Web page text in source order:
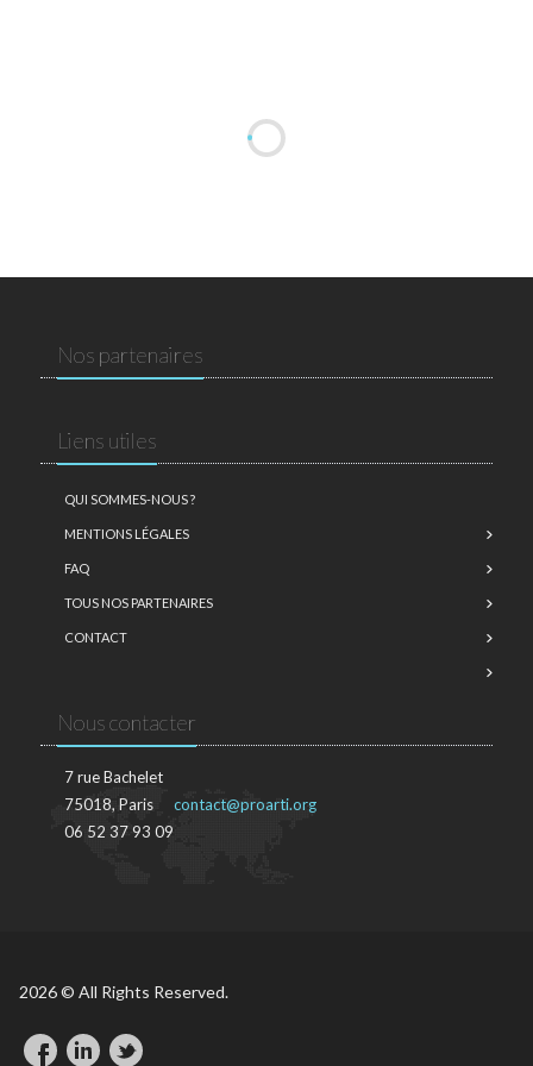
Nos partenaires
Liens utiles
QUI SOMMES-NOUS ?
MENTIONS LÉGALES
FAQ
TOUS NOS PARTENAIRES
CONTACT
Nous contacter
7 rue Bachelet
75018, Paris
06 52 37 93 09
contact@proarti.org
2026 © All Rights Reserved.